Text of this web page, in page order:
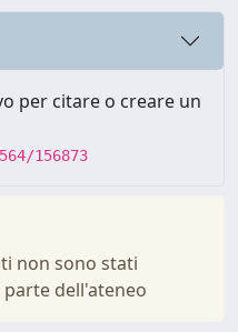
per citare o creare un
156873
non sono stati
dell'ateneo